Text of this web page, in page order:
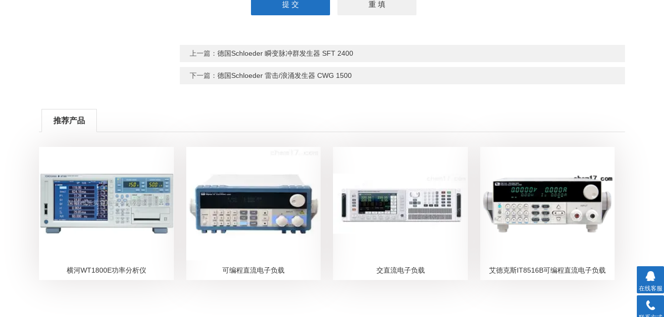
上一篇： 德国Schloeder 瞬变脉冲群发生器 SFT 2400
下一篇： 德国Schloeder 雷击/浪涌发生器 CWG 1500
推荐产品
横河WT1800E功率分析仪 可编程直流电子负载 交直流电子负载 艾德克斯IT8516B可编程直流电子负载
在线客服